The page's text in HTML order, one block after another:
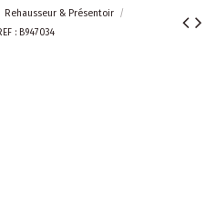
Rehausseur & Présentoir
: B947034